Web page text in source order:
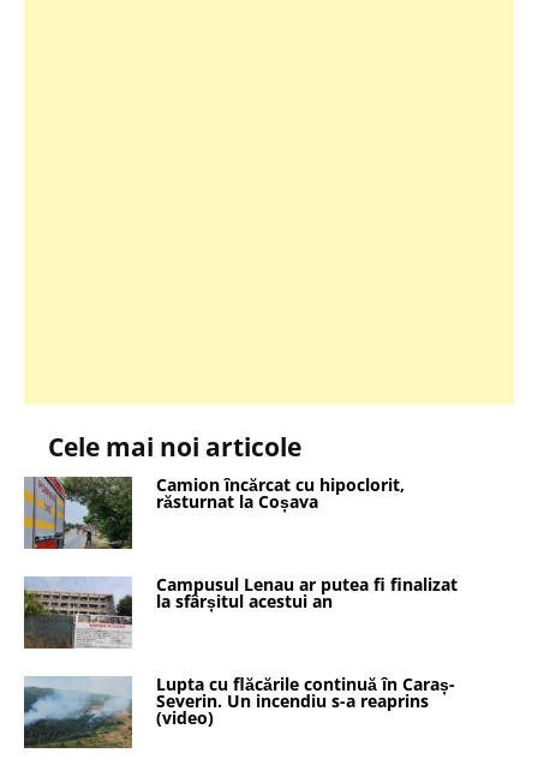
Cele mai noi articole
Camion încărcat cu hipoclorit,
răsturnat la Coșava
Campusul Lenau ar putea fi finalizat
la sfârșitul acestui an
Lupta cu flăcările continuă în Caraș-
Severin. Un incendiu s-a reaprins
(video)